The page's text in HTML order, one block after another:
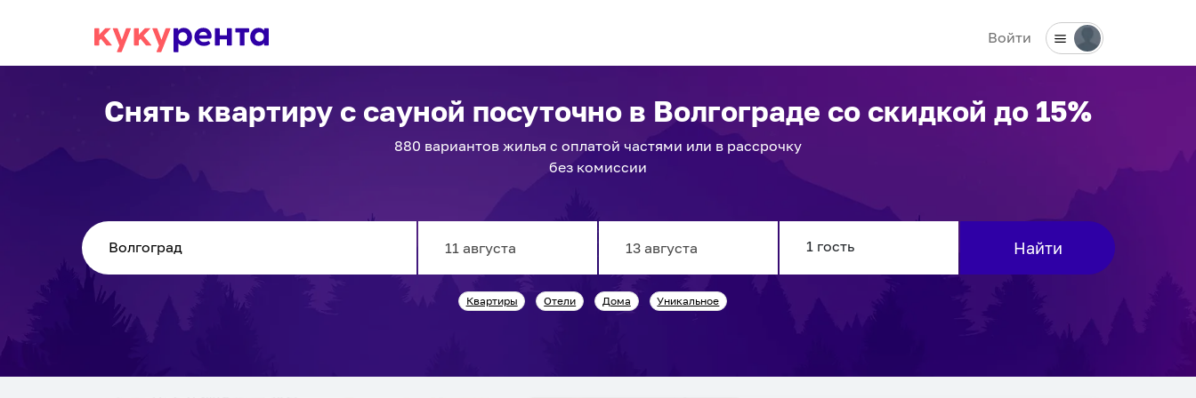
Войти
Снять квартиру с сауной посуточно в Волгограде со скидкой до 15%
880 вариантов жилья с оплатой частями или в рассрочку
без комиссии
forward
backward
Найти
Квартиры Отели Дома Уникальное